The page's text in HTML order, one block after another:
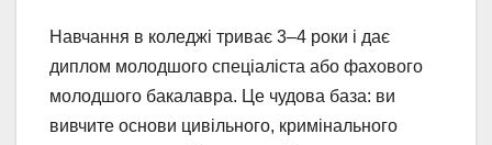
Навчання в коледжі триває 3–4 роки і дає
диплом молодшого спеціаліста або фахового
молодшого бакалавра. Це чудова база: ви
вивчите основи цивільного, кримінального